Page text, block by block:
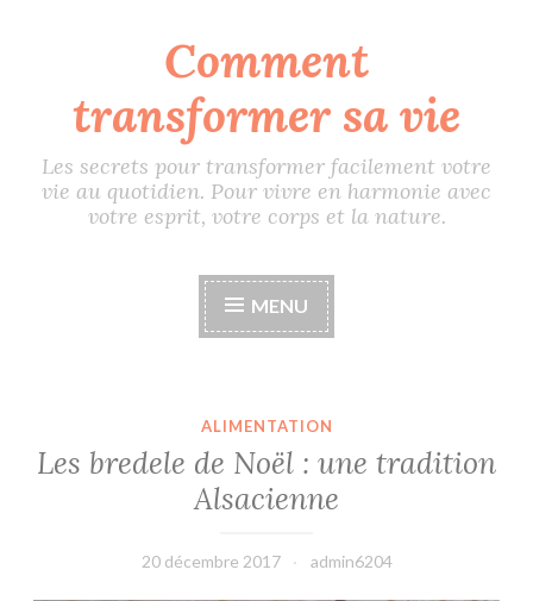
contenu
principal
Comment
transformer sa vie
Les secrets pour transformer facilement votre
vie au quotidien. Pour vivre en harmonie avec
votre esprit, votre corps et la nature.
MENU
ALIMENTATION
Les bredele de Noël : une tradition
Alsacienne
20 décembre 2017 admin6204